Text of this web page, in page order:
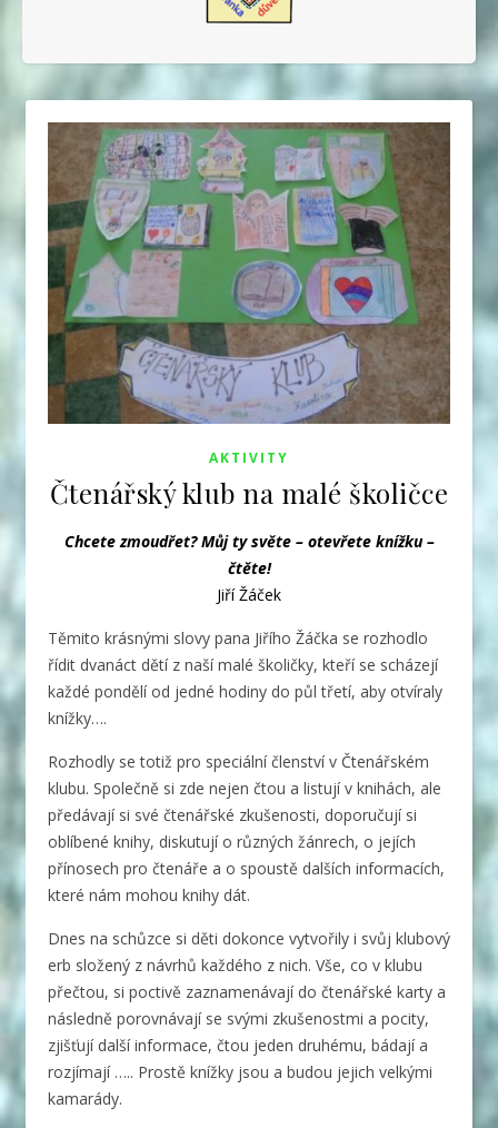
AKTIVITY
Čtenářský klub na malé školičce
Chcete zmoudřet? Můj ty světe – otevřete knížku –
čtěte!
Jiří Žáček
Těmito krásnými slovy pana Jiřího Žáčka se rozhodlo
řídit dvanáct dětí z naší malé školičky, kteří se scházejí
každé pondělí od jedné hodiny do půl třetí, aby otvíraly
knížky….
Rozhodly se totiž pro speciální členství v Čtenářském
klubu. Společně si zde nejen čtou a listují v knihách, ale
předávají si své čtenářské zkušenosti, doporučují si
oblíbené knihy, diskutují o různých žánrech, o jejích
přínosech pro čtenáře a o spoustě dalších informacích,
které nám mohou knihy dát.
Dnes na schůzce si děti dokonce vytvořily i svůj klubový
erb složený z návrhů každého z nich. Vše, co v klubu
přečtou, si poctivě zaznamenávají do čtenářské karty a
následně porovnávají se svými zkušenostmi a pocity,
zjišťují další informace, čtou jeden druhému, bádají a
rozjímají ….. Prostě knížky jsou a budou jejich velkými
kamarády.